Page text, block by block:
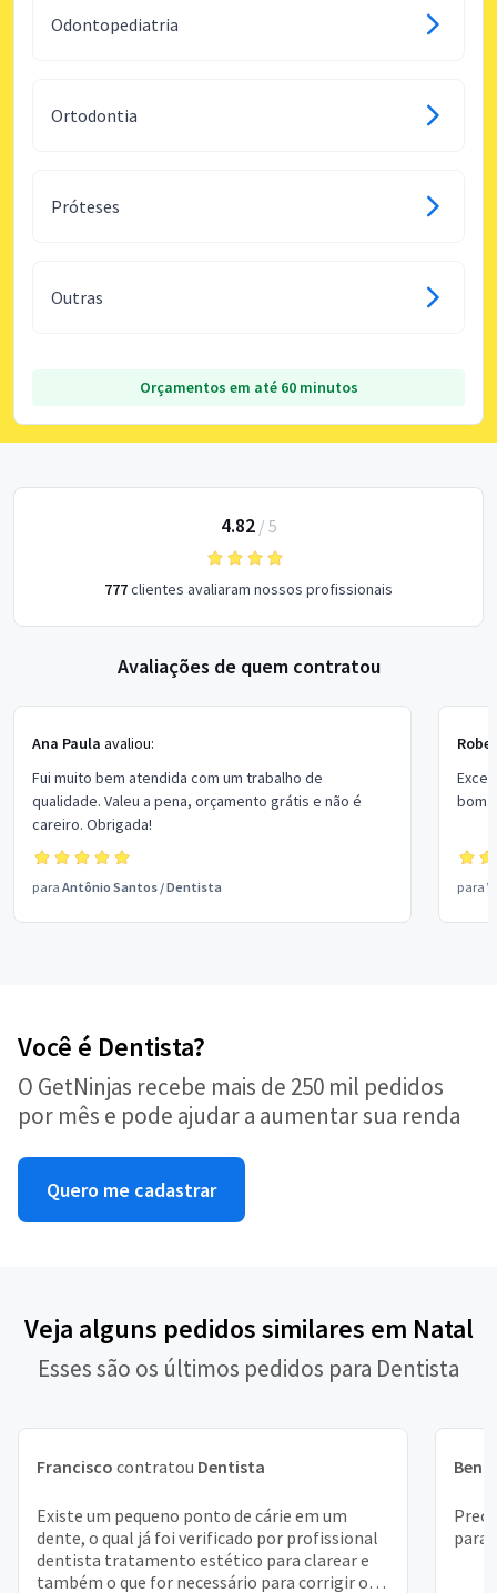
Odontopediatria
Ortodontia
Próteses
Outras
Orçamentos em até 60 minutos
4.82/ 5
777clientes avaliaram nossos profissionais
Avaliações de quem contratou
Ana Paula avaliou:
Fui muito bem atendida com um trabalho de
qualidade. Valeu a pena, orçamento grátis e não é
careiro. Obrigada!
para Antônio Santos /Dentista
bom
para
Você é Dentista?
O GetNinjas recebe mais de 250 mil pedidos
por mês e pode ajudar a aumentar sua renda
Quero me cadastrar
Veja alguns pedidos similares em Natal
Esses são os últimos pedidos para Dentista
Francisco contratou Dentista
Existe um pequeno ponto de cárie em um
dente, o qual já foi verificado por profissional
dentista tratamento estético para clarear e
também o que for necessário para corrigir os
para